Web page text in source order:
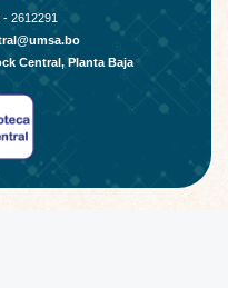
2612291
Central, Planta Baja